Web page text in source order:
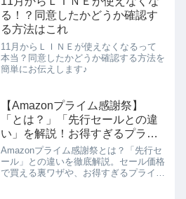
る！？同意したかどうか確認す
る方法はこれ
11月からＬＩＮＥが使えなくなるって
本当？同意したかどうか確認する方法を
簡単にお伝えします♪
【Amazonプライム感謝祭】
「とは？」「先行セールとの違
い」を解説！お得すぎるプライ
ム会員になるべき理由
Amazonプライム感謝祭とは？「先行セ
ール」との違いを徹底解説。セール価格
で買える裏ワザや、お得すぎるプライム